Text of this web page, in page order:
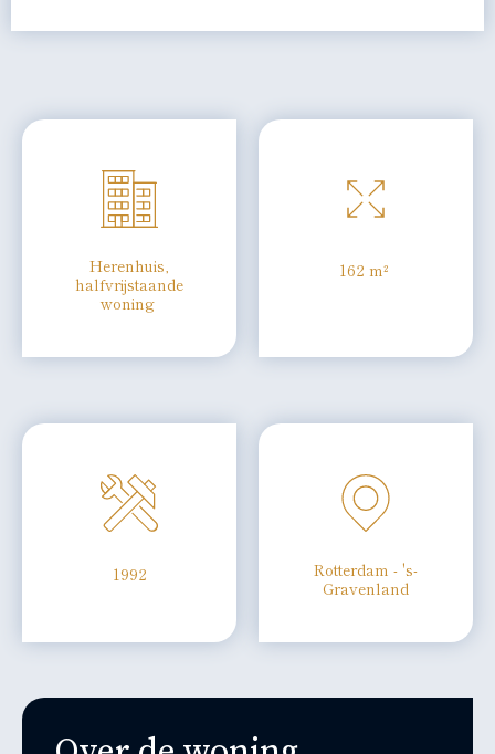
Herenhuis,
halfvrijstaande
woning
162 m²
1992
Rotterdam - 's-
Gravenland